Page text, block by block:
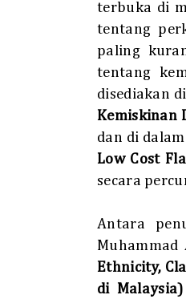
terbuka di
tentang
paling
tentang
disediakan
Kemiskinan
dan di
Low Cost
secara
Antara
Ethnicity,
di Malaysia)